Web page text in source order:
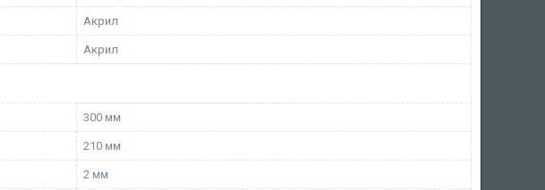
Акрил
Акрил
300 мм
210 мм
2 мм